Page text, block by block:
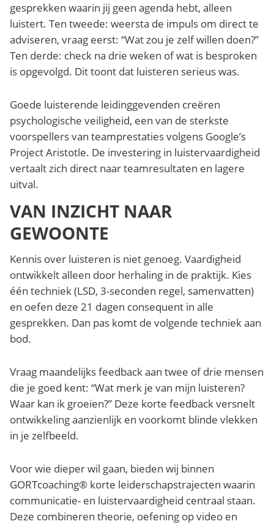
gesprekken waarin jij geen agenda hebt, alleen
luistert. Ten tweede: weersta de impuls om direct te
adviseren, vraag eerst: “Wat zou je zelf willen doen?”
Ten derde: check na drie weken of wat is besproken
is opgevolgd. Dit toont dat luisteren serieus was.
Goede luisterende leidinggevenden creëren
psychologische veiligheid, een van de sterkste
voorspellers van teamprestaties volgens Google’s
Project Aristotle. De investering in luistervaardigheid
vertaalt zich direct naar teamresultaten en lagere
uitval.
VAN INZICHT NAAR
GEWOONTE
Kennis over luisteren is niet genoeg. Vaardigheid
ontwikkelt alleen door herhaling in de praktijk. Kies
één techniek (LSD, 3-seconden regel, samenvatten)
en oefen deze 21 dagen consequent in alle
gesprekken. Dan pas komt de volgende techniek aan
bod.
Vraag maandelijks feedback aan twee of drie mensen
die je goed kent: “Wat merk je van mijn luisteren?
Waar kan ik groeien?” Deze korte feedback versnelt
ontwikkeling aanzienlijk en voorkomt blinde vlekken
in je zelfbeeld.
Voor wie dieper wil gaan, bieden wij binnen
GORTcoaching® korte leiderschapstrajecten waarin
communicatie- en luistervaardigheid centraal staan.
Deze combineren theorie, oefening op video en